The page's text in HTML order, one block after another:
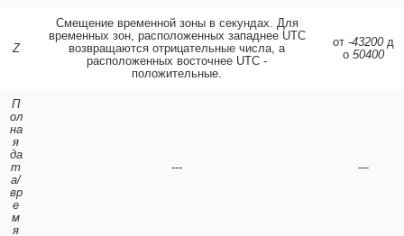
Z
Смещение временной зоны в секундах. Для
временных зон, расположенных западнее UTC
возвращаются отрицательные числа, а
расположенных восточнее UTC -
положительные.
от -43200 д
о 50400
П
ол
на
я
да
т
а/
вр
е
м
я
--- ---